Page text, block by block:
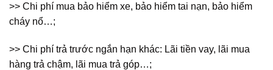
>> Chi phí mua bảo hiểm xe, bảo hiểm tai nạn, bảo hiểm
cháy nổ…;
>> Chi phí trả trước ngắn hạn khác: Lãi tiền vay, lãi mua
hàng trả chậm, lãi mua trả góp…;